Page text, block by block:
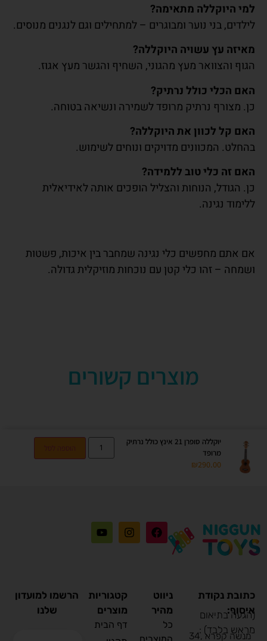
למי היוקללה מתאימה?
לילדים, בני נוער ומבוגרים – למתחילים וגם לנגנים מנוסים.
מאיזה עץ עשויה היוקללה?
הגוף והצוואר מעץ מהגוני, השחיף והגשר מעץ אגוז.
האם הכלי כולל נרתיק?
כן. מצורף נרתיק מרופד לשמירה ונשיאה בטוחה.
האם קל לכוון את היוקללה?
בהחלט. המכוונים מדויקים ונוחים לשימוש.
האם זה כלי טוב ללמידה?
כן. הגודל, הנוחות והצליל הופכים אותה לאידיאלית
ללימוד נגינה.
אם אתם מחפשים כלי נגינה שמחבר בין איכות, פשטות
ושמחה – זהו כלי קטן עם נוכחות מוזיקלית גדולה.
מוצרים קשורים
יוקללה סופרן 21 אינץ כולל נרתיק
מרופד
₪290.00
כתובת נקודת
איסוף:
(הגעה בתיאום
מראש בלבד) :
מנשה קפרא ,34
ניווט
מהיר
כל
קטגוריות
מוצרים
דף הבית
הרשמו למועדון
שלנו